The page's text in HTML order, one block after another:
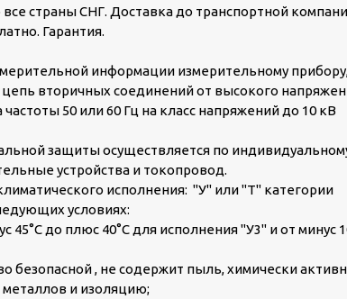
страны СНГ. Доставка до транспортной
Гарантия.
информации измерительному
вторичных соединений от высокого
50 или 60 Гц на класс напряжений до 10 кВ
защиты осуществляется по индивидуальному
устройства и токопровод.
исполнения: "У" или "Т" категории
условиях:
45°С до плюс 40°С для исполнения "У3" и от минус
безопасной , не содержит пыль, химически
и изоляцию;